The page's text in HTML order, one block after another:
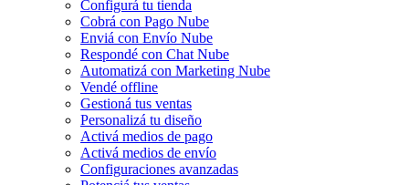
Configurá tu tienda
Cobrá con Pago Nube
Enviá con Envío Nube
Respondé con Chat Nube
Automatizá con Marketing Nube
Vendé offline
Gestioná tus ventas
Personalizá tu diseño
Activá medios de pago
Activá medios de envío
Configuraciones avanzadas